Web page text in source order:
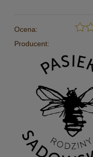
Ocena:
Producent: